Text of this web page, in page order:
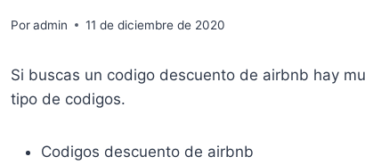
Poradmin 11 de diciembre de 2020
Si buscas un codigo descuento de airbnb hay
tipo de codigos.
Codigos descuento de airbnb